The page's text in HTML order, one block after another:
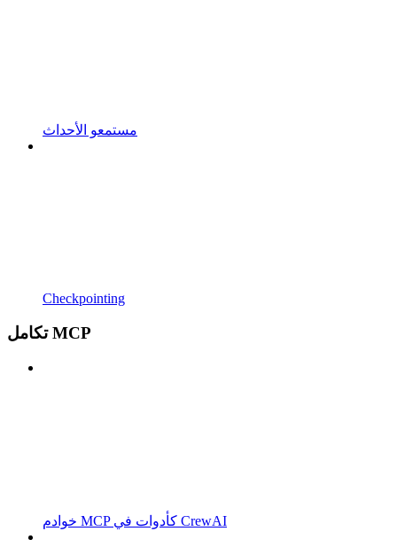
مستمعو الأحداث
Checkpointing
تكامل MCP
خوادم MCP كأدوات في CrewAI